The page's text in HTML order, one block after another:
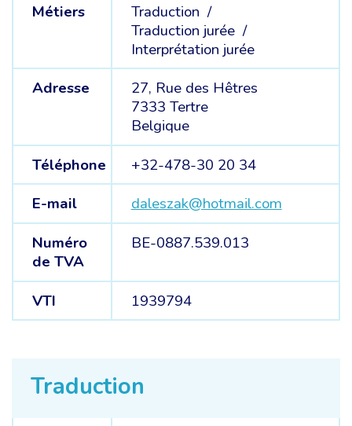
Métiers
Traduction /
Traduction jurée /
Interprétation jurée
Adresse
27, Rue des Hêtres
7333 Tertre
Belgique
Téléphone
+32-478-30 20 34
E-mail
daleszak@hotmail.com
Numéro
de TVA
BE-0887.539.013
VTI 1939794
Traduction